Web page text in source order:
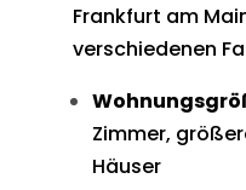
Frankfurt am
verschiedenen
Zimmer,
Häuser